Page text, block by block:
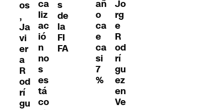
os
,
Ja
vi
er
a
R
od
rí
gu
ca
liz
ac
ió
n
no
s
es
tá
co
s
de
la
FI
FA
añ
o
ca
e
ca
si
7
%
Jo
rg
e
R
od
rí
gu
ez
en
Ve